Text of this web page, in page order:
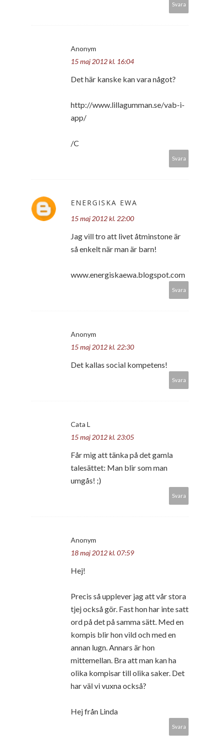
Svara
Anonym
15 maj 2012 kl. 16:04
Det här kanske kan vara något?
http://www.lillagumman.se/vab-i-
app/
/C
Svara
ENERGISKA EWA
15 maj 2012 kl. 22:00
Jag vill tro att livet åtminstone är
så enkelt när man är barn!
www.energiskaewa.blogspot.com
Svara
Anonym
15 maj 2012 kl. 22:30
Det kallas social kompetens!
Svara
Cata L
15 maj 2012 kl. 23:05
Får mig att tänka på det gamla
talesättet: Man blir som man
umgås! ;)
Svara
Anonym
18 maj 2012 kl. 07:59
Hej!
Precis så upplever jag att vår stora
tjej också gör. Fast hon har inte satt
ord på det på samma sätt. Med en
kompis blir hon vild och med en
annan lugn. Annars är hon
mittemellan. Bra att man kan ha
olika kompisar till olika saker. Det
har väl vi vuxna också?
Hej från Linda
Svara